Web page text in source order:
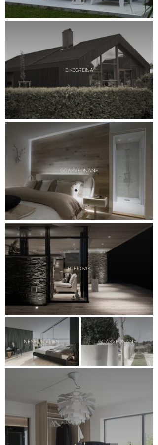
EIKEGREINA
GOAKVEDNANE
BJERGØY
NESFLÅTVEIEN GOAKVEDNANE